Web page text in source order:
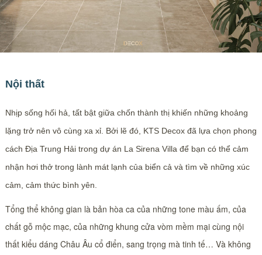
Nội thất
Nhịp sống hối hả, tất bật giữa chốn thành thị khiến những khoảng
lặng trở nên vô cùng xa xỉ. Bởi lẽ đó, KTS Decox đã lựa chọn phong
cách Địa Trung Hải trong dự án La Sirena Villa để bạn có thể cảm
nhận hơi thở trong lành mát lạnh của biển cả và tìm về những xúc
cảm, cảm thức bình yên.​
Tổng thể không gian là bản hòa ca của những tone màu ấm, của
chất gỗ mộc mạc, của những khung cửa vòm mềm mại cùng nội
thất kiểu dáng Châu Âu cổ điển, sang trọng mà tinh tế… Và không